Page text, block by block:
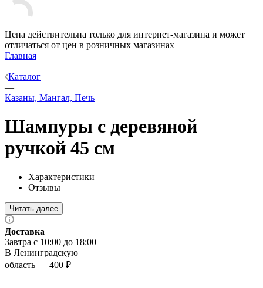
Цена действительна только для интернет-магазина и может
отличаться от цен в розничных магазинах
Главная
—
Каталог
—
Казаны, Мангал, Печь
Шампуры с деревяной
ручкой 45 см
Характеристики
Отзывы
Читать далее
Доставка
Завтра с 10:00 до 18:00
В Ленинградскую
область — 400 ₽